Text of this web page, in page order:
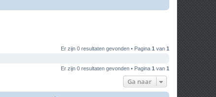
Er zijn 0 resultaten gevonden • Pagina 1 van 1
Er zijn 0 resultaten gevonden • Pagina 1 van 1
Ga naar